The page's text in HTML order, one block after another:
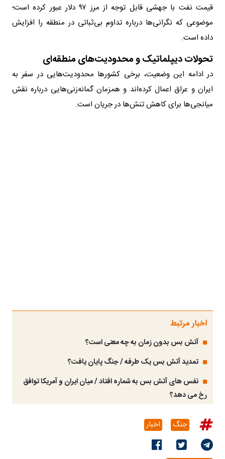
قیمت نفت با جهشی قابل توجه از مرز ۹۷ دلار عبور کرده است؛
موضوعی که نگرانی‌ها درباره تداوم بی‌ثباتی در منطقه را افزایش
داده است.
تحولات دیپلماتیک و محدودیت‌های منطقه‌ای
در ادامه این وضعیت، برخی کشورها محدودیت‌هایی در سفر به
ایران و عراق اعمال کرده‌اند و همزمان گمانه‌زنی‌هایی درباره نقش
میانجی‌ها برای کاهش تنش‌ها در جریان است.
اخبار مرتبط
آتش بس بدون زمان به چه معنی است؟
تمدید آتش بس یک طرفه / جنگ پایان یافت؟
نفس های آتش بس به شماره افتاد / میان ایران و آمریکا توافق
رخ می دهد؟
جنگ اخبار